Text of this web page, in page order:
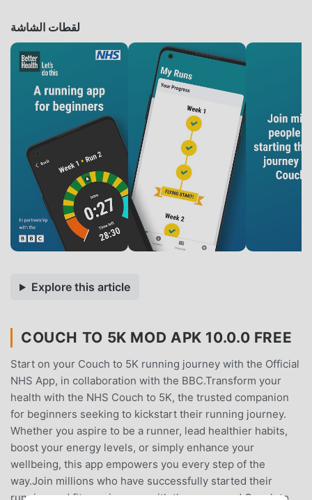
لقطات الشاشة
Explore this article
COUCH TO 5K MOD APK 10.0.0 FREE
Start on your Couch to 5K running journey with the Official
NHS App, in collaboration with the BBC.Transform your
health with the NHS Couch to 5K, the trusted companion
for beginners seeking to kickstart their running journey.
Whether you aspire to be a runner, lead healthier habits,
boost your energy levels, or simply enhance your
wellbeing, this app empowers you every step of the
way.Join millions who have successfully started their